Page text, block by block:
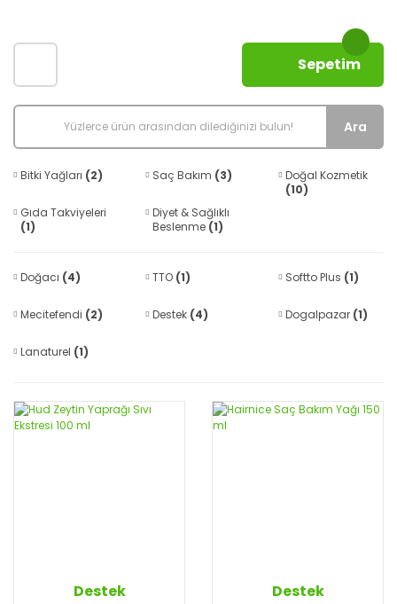
Ara
Sepetim
Bitki Yağları (2) Saç Bakım (3)
Doğal Kozmetik
(10)
Gıda Takviyeleri
(1)
Diyet & Sağlıklı
Beslenme (1)
Doğacı (4) TTO (1) Softto Plus (1)
Mecitefendi (2) Destek (4) Dogalpazar (1)
Lanaturel (1)
Destek Destek